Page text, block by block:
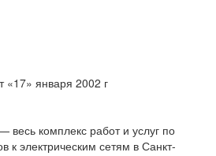
января 2002 г
комплекс работ и услуг по
к электрическим сетям в Санкт-